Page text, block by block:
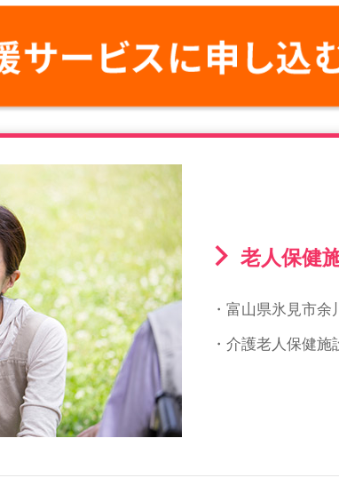
老人保健
・富山県氷見市余
・介護老人保健施